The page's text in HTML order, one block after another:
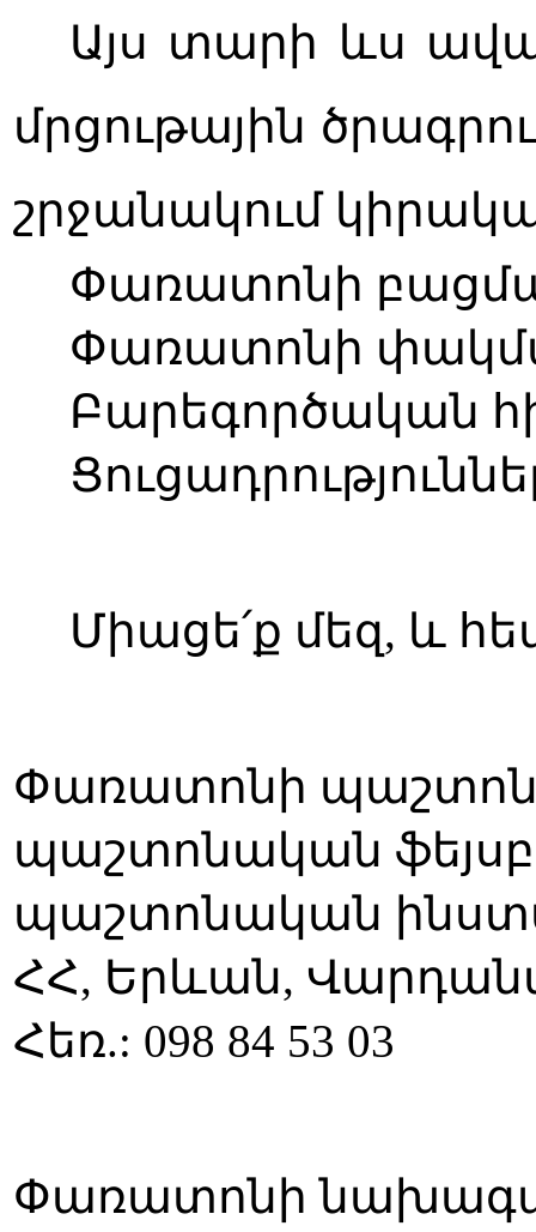
Այս տարի ևս
մրցութային
շրջանակում
Փառատոնի բացման
Փառատոնի փակման
Բարեգործական
Միացե՛ք մեզ, և
Փառատոնի
պաշտոնական
պաշտոնական
ՀՀ, Երևան,
Հեռ.: 098 84 53 03
Փառատոնի